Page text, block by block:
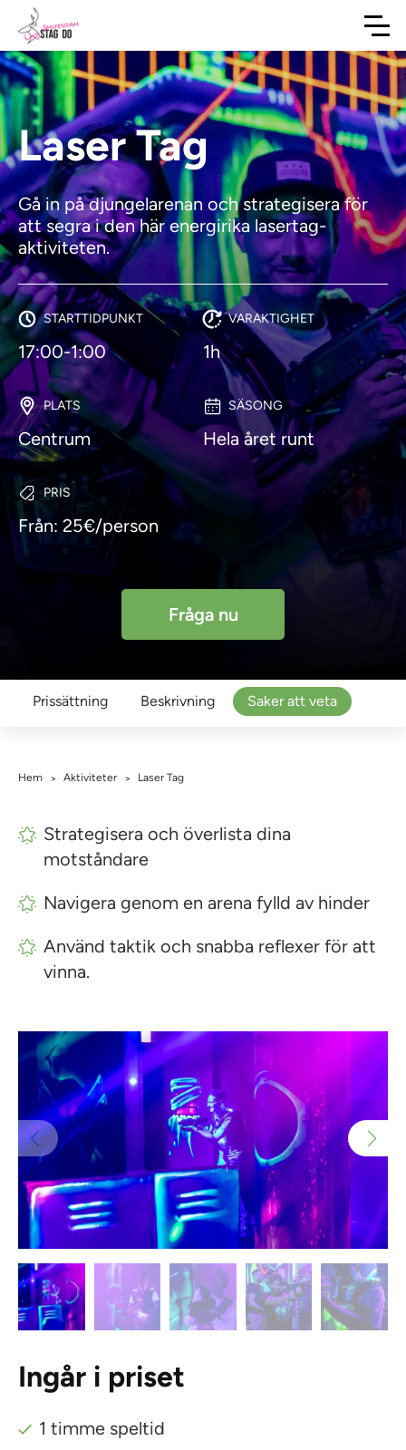
Laser Tag
Gå in på djungelarenan och strategisera för
att segra i den här energirika lasertag-
aktiviteten.
STARTTIDPUNKT
17:00-1:00
VARAKTIGHET
1h
PLATS
Centrum
SÄSONG
Hela året runt
PRIS
Från: 25€/person
Fråga nu
Prissättning Beskrivning Saker att veta
Hem > Aktiviteter > Laser Tag
Strategisera och överlista dina
motståndare
Navigera genom en arena fylld av hinder
Använd taktik och snabba reflexer för att
vinna.
Ingår i priset
1 timme speltid